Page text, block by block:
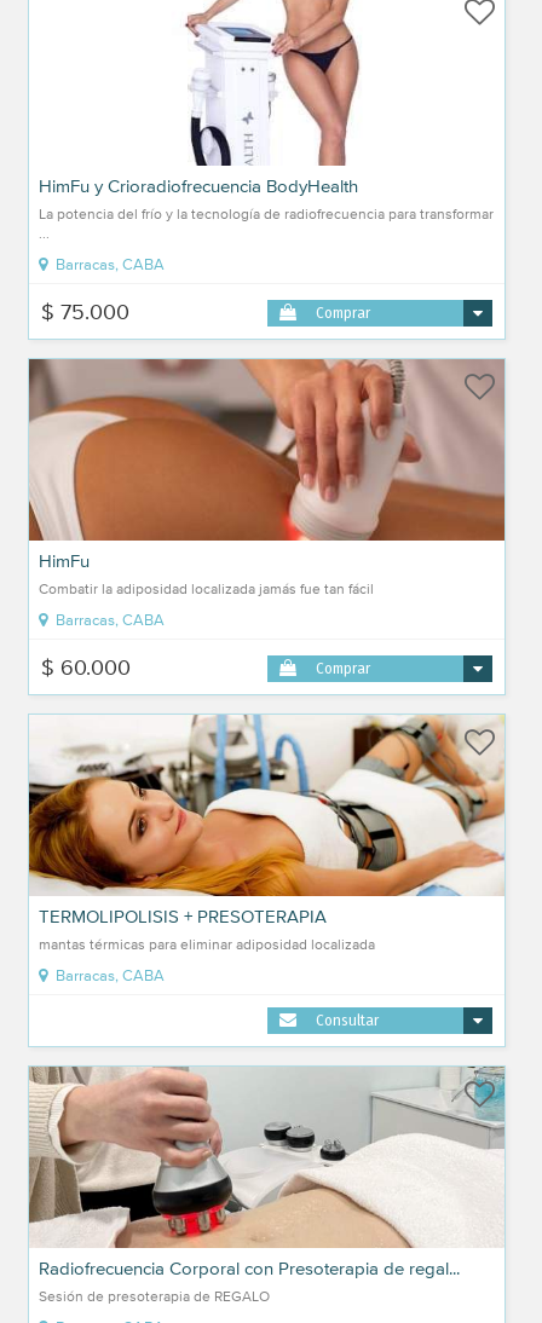
HimFu y Crioradiofrecuencia BodyHealth
La potencia del frío y la tecnología de radiofrecuencia para transformar
...
Barracas, CABA
$ 75.000 Comprar
HimFu
Combatir la adiposidad localizada jamás fue tan fácil
Barracas, CABA
$ 60.000 Comprar
TERMOLIPOLISIS + PRESOTERAPIA
mantas térmicas para eliminar adiposidad localizada
Barracas, CABA
Consultar
Radiofrecuencia Corporal con Presoterapia de regal...
Sesión de presoterapia de REGALO